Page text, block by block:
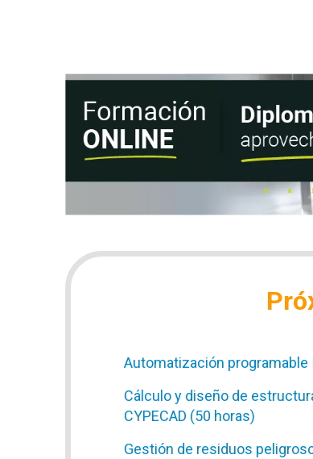
Automatización programable
Cálculo y diseño de
CYPECAD (50 horas)
Gestión de residuos